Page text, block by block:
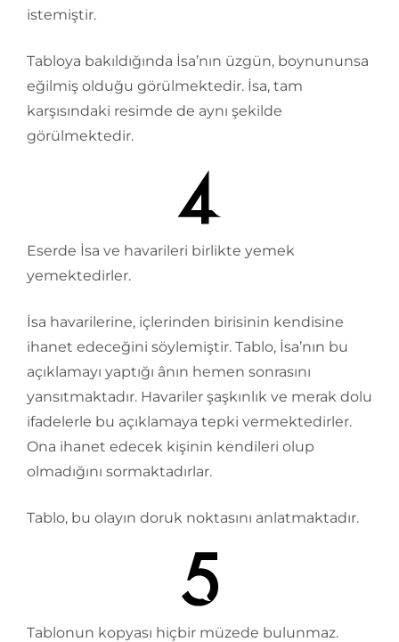
istemiştir.
Tabloya bakıldığında İsa’nın üzgün, boynununsa
eğilmiş olduğu görülmektedir. İsa, tam
karşısındaki resimde de aynı şekilde
görülmektedir.
Eserde İsa ve havarileri birlikte yemek
yemektedirler.
İsa havarilerine, içlerinden birisinin kendisine
ihanet edeceğini söylemiştir. Tablo, İsa’nın bu
açıklamayı yaptığı ânın hemen sonrasını
yansıtmaktadır. Havariler şaşkınlık ve merak dolu
ifadelerle bu açıklamaya tepki vermektedirler.
Ona ihanet edecek kişinin kendileri olup
olmadığını sormaktadırlar.
Tablo, bu olayın doruk noktasını anlatmaktadır.
Tablonun kopyası hiçbir müzede bulunmaz.